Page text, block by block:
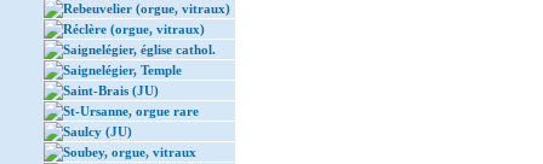
Rebeuvelier (orgue, vitraux)
Réclère (orgue, vitraux)
Saignelégier, église cathol.
Saignelégier, Temple
Saint-Brais (JU)
St-Ursanne, orgue rare
Saulcy (JU)
Soubey, orgue, vitraux